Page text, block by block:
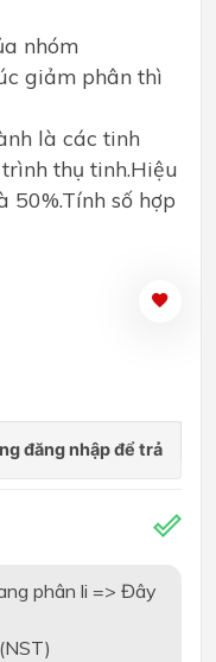
nhóm
giảm phân thì
là các tinh
thụ tinh.Hiệu
50%.Tính số hợp
phân li => Đây